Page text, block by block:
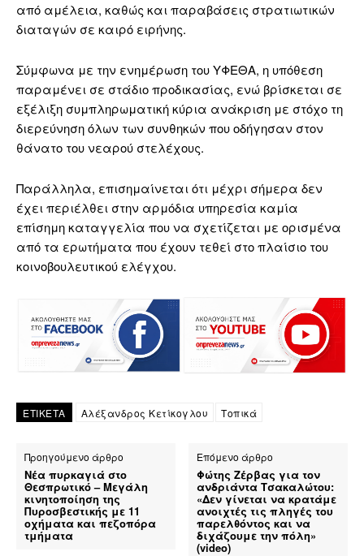
από αμέλεια, καθώς και παραβάσεις στρατιωτικών
διαταγών σε καιρό ειρήνης.
Σύμφωνα με την ενημέρωση του ΥΦΕΘΑ, η υπόθεση
παραμένει σε στάδιο προδικασίας, ενώ βρίσκεται σε
εξέλιξη συμπληρωματική κύρια ανάκριση με στόχο τη
διερεύνηση όλων των συνθηκών που οδήγησαν στον
θάνατο του νεαρού στελέχους.
Παράλληλα, επισημαίνεται ότι μέχρι σήμερα δεν
έχει περιέλθει στην αρμόδια υπηρεσία καμία
επίσημη καταγγελία που να σχετίζεται με ορισμένα
από τα ερωτήματα που έχουν τεθεί στο πλαίσιο του
κοινοβουλευτικού ελέγχου.
ΕΤΙΚΕΤΑ Αλέξανδρος Κετίκογλου Τοπικά
Προηγούμενο άρθρο
Νέα πυρκαγιά στο
Θεσπρωτικό – Μεγάλη
κινητοποίηση της
Πυροσβεστικής με 11
οχήματα και πεζοπόρα
τμήματα
Επόμενο άρθρο
Φώτης Ζέρβας για τον
ανδριάντα Τσακαλώτου:
«Δεν γίνεται να κρατάμε
ανοιχτές τις πληγές του
παρελθόντος και να
διχάζουμε την πόλη»
(video)